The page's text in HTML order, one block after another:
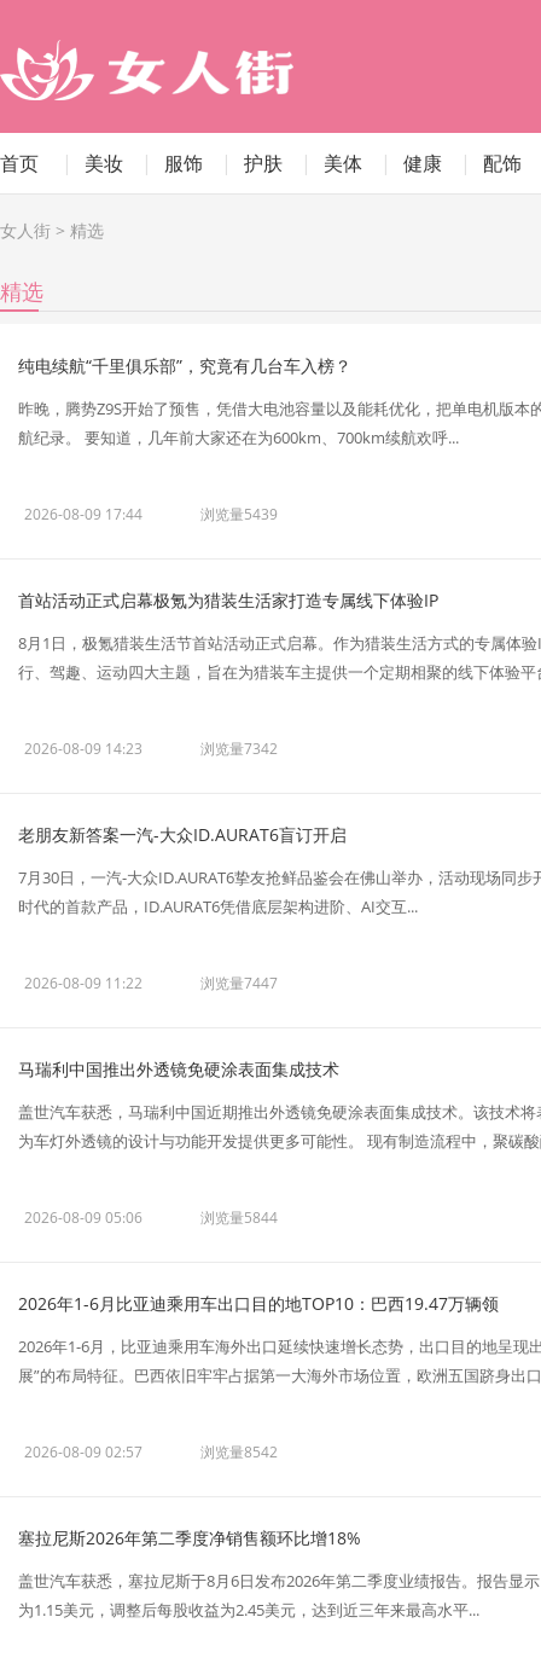
首页 | 美妆 | 服饰 | 护肤 | 美体 | 健康 | 配饰
女人街 > 精选
精选
纯电续航“千里俱乐部”，究竟有几台车入榜？
昨晚，腾势Z9S开始了预售，凭借大电池容量以及能耗优化，把单电机版
航纪录。 要知道，几年前大家还在为600km、700km续航欢呼...
2026-08-09 17:44 浏览量5439
首站活动正式启幕极氪为猎装生活家打造专属线下体验IP
8月1日，极氪猎装生活节首站活动正式启幕。作为猎装生活方式的专属体
行、驾趣、运动四大主题，旨在为猎装车主提供一个定期相聚的线下体验平
2026-08-09 14:23 浏览量7342
老朋友新答案一汽-大众ID.AURAT6盲订开启
7月30日，一汽-大众ID.AURAT6挚友抢鲜品鉴会在佛山举办，活动现场同
时代的首款产品，ID.AURAT6凭借底层架构进阶、AI交互...
2026-08-09 11:22 浏览量7447
马瑞利中国推出外透镜免硬涂表面集成技术
盖世汽车获悉，马瑞利中国近期推出外透镜免硬涂表面集成技术。该技术
为车灯外透镜的设计与功能开发提供更多可能性。 现有制造流程中，聚碳
2026-08-09 05:06 浏览量5844
2026年1-6月比亚迪乘用车出口目的地TOP10：巴西19.47万辆领
2026年1-6月，比亚迪乘用车海外出口延续快速增长态势，出口目的地呈
展”的布局特征。巴西依旧牢牢占据第一大海外市场位置，欧洲五国跻身出
2026-08-09 02:57 浏览量8542
塞拉尼斯2026年第二季度净销售额环比增18%
盖世汽车获悉，塞拉尼斯于8月6日发布2026年第二季度业绩报告。报告显
为1.15美元，调整后每股收益为2.45美元，达到近三年来最高水平...